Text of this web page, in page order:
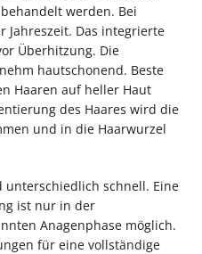
werden. Bei
Jahreszeit. Das integrierte
Überhitzung. Die
hautschonend. Beste
Haaren auf heller Haut
des Haares wird die
und in die Haarwurzel
unterschiedlich schnell. Eine
ist nur in der
Anagenphase möglich.
für eine vollständige